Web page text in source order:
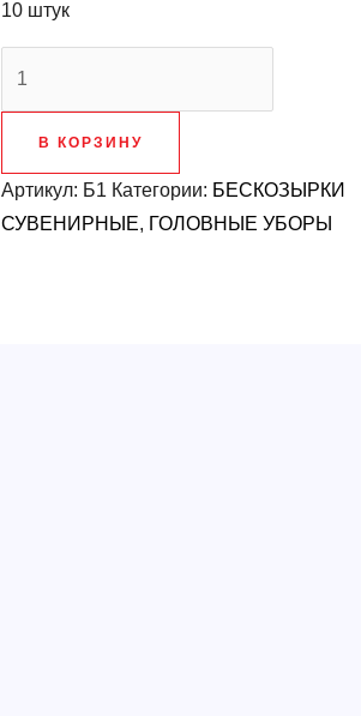
10 штук
Варяг"
В КОРЗИНУ
Артикул: Б1 Категории: БЕСКОЗЫРКИ
СУВЕНИРНЫЕ, ГОЛОВНЫЕ УБОРЫ